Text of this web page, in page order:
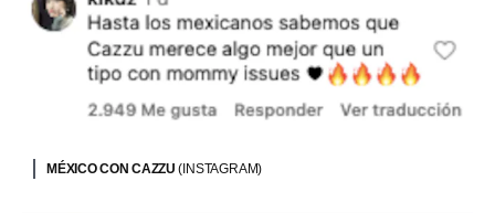
MÉXICO CON CAZZU(INSTAGRAM)